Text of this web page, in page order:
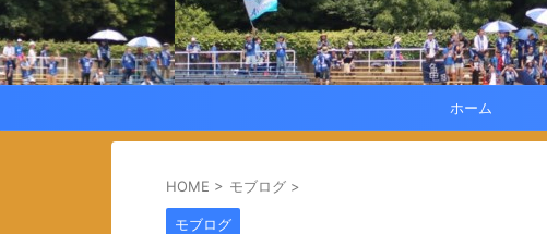
ホーム
HOME > モブログ >
モブログ